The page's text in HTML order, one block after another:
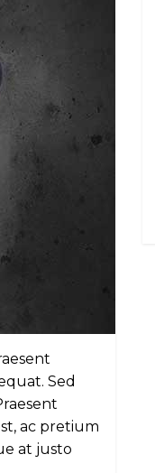
Sed
ac pretium
at justo